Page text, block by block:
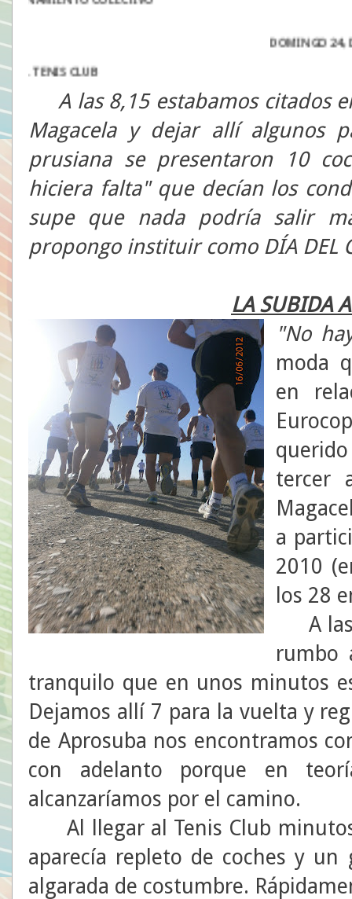
DOMINGO 24,
A las 8,15 estabamos citados
Magacela y dejar allí algunos
prusiana se presentaron 10
hiciera falta" que decían los
supe que nada podría salir
propongo instituir como DÍA DEL
LA SUBIDA
"No
moda
en
tercer
a
2010
los 28
A las
rumbo
tranquilo que en unos minutos
Dejamos allí 7 para la vuelta y
de Aprosuba nos encontramos
con adelanto porque en
alcanzaríamos por el camino.
Al llegar al Tenis Club
aparecía repleto de coches y
algarada de costumbre.